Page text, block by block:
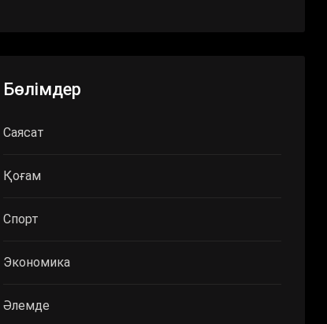
Бөлімдер
Саясат
Қоғам
Спорт
Экономика
Әлемде